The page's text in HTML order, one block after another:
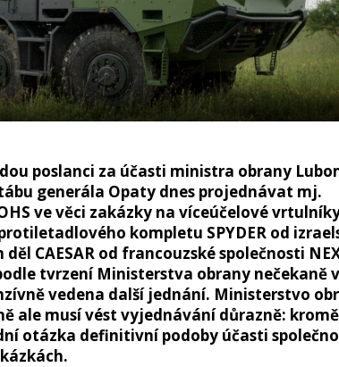
poslanci za účasti ministra obrany
generála Opaty dnes projednávat mj.
ve věci zakázky na víceúčelové
kompletu SPYDER od
CAESAR od francouzské společnosti
tvrzení Ministerstva obrany nečekaně
vedena další jednání. Ministerstvo
ale musí vést vyjednávání důrazně: kromě
otázka definitivní podoby účasti